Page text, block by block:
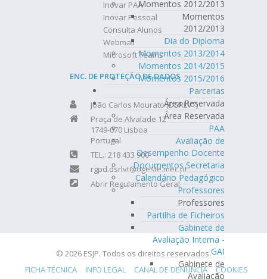
Momentos 2012/2013
Momentos
2012/2013
Dia do Diploma
Momentos 2013/2014
Momentos 2014/2015
Momentos 2015/2016
Parcerias
Área Reservada
Área Reservada
PAA
Avaliação de
Desempenho Docente
Documentos Secretaria
Calendário Pedagógico
Professores
Professores
Partilha de Ficheiros
Gabinete de
Avaliação Interna -
GAI
Gabinete de
Avaliação
Inovar PAA
Inovar Pessoal
Consulta Alunos
Webmail
Microsoft Teams
ENC. DE PROTEÇÃO DE DADOS
João Carlos Mourato (DSRLVT)
Praça de Alvalade 12
1749-070 Lisboa
Portugal
TEL.: 218 433 900
rgpd.dsrlvt@dgeste.mec.pt
Abrir Regulamento Geral
© 2026 ESJP. Todos os direitos reservados.
FICHA TÉCNICA
INFO LEGAL CANAL DE DENÚNCIA
COOKIES